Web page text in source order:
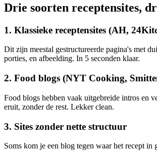
Drie soorten receptensites,
1. Klassieke receptensites (AH,
Dit zijn meestal gestructureerde pagina's met
porties, en afbeelding. In 5 seconden klaar.
2. Food blogs (NYT Cooking,
Food blogs hebben vaak uitgebreide intros en
eruit, zonder de rest. Lekker clean.
3. Sites zonder nette structuur
Soms kom je een blog tegen waar het recept